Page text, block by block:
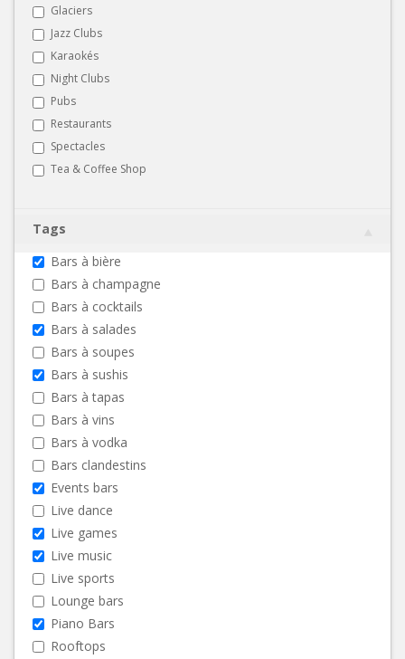
Glaciers
Jazz Clubs
Karaokés
Night Clubs
Pubs
Restaurants
Spectacles
Tea & Coffee Shop
Tags
Bars à bière
Bars à champagne
Bars à cocktails
Bars à salades
Bars à soupes
Bars à sushis
Bars à tapas
Bars à vins
Bars à vodka
Bars clandestins
Events bars
Live dance
Live games
Live music
Live sports
Lounge bars
Piano Bars
Rooftops